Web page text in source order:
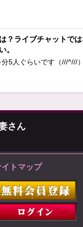
？ライブチャットで
。
5人ぐらいです（///^///）
さん
イトマップ